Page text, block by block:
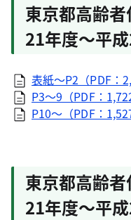
東京都高齢
21年度～平
表紙～P2（PDF：
P3～9（PDF：
P10～（PDF：
東京都高齢
21年度～平成